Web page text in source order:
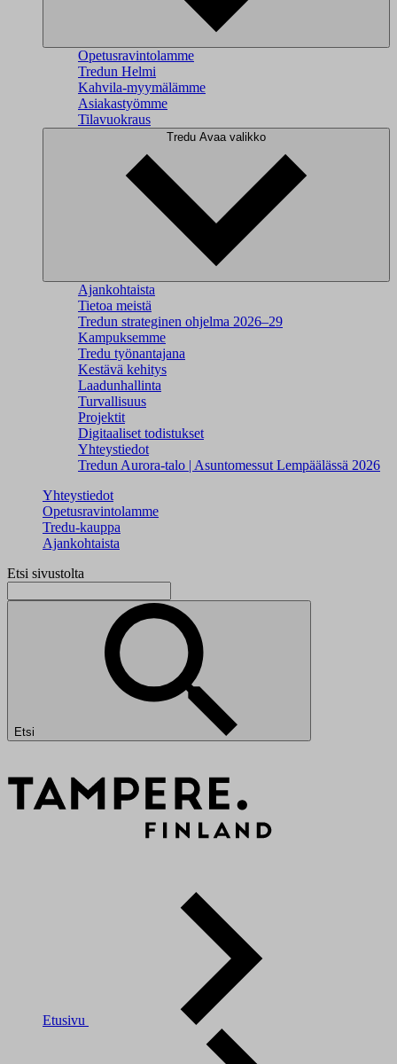
Opetusravintolamme
Tredun Helmi
Kahvila-myymälämme
Asiakastyömme
Tilavuokraus
Tredu Avaa valikko
Ajankohtaista
Tietoa meistä
Tredun strateginen ohjelma 2026–29
Kampuksemme
Tredu työnantajana
Kestävä kehitys
Laadunhallinta
Turvallisuus
Projektit
Digitaaliset todistukset
Yhteystiedot
Tredun Aurora-talo | Asuntomessut Lempäälässä 2026
Yhteystiedot
Opetusravintolamme
Tredu-kauppa
Ajankohtaista
Etsi sivustolta
Etsi
Etusivu